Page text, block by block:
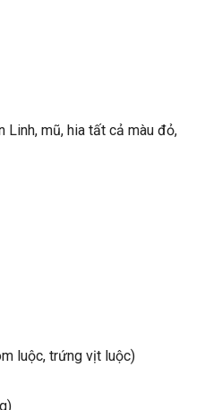
Linh, mũ, hia tất cả màu đỏ,
luộc, trứng vịt luộc)